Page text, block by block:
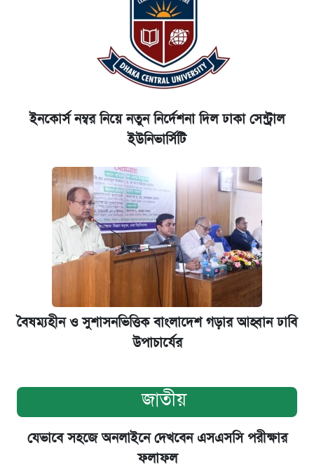
ইনকোর্স নম্বর নিয়ে নতুন নির্দেশনা দিল ঢাকা সেন্ট্রাল
ইউনিভার্সিটি
বৈষম্যহীন ও সুশাসনভিত্তিক বাংলাদেশ গড়ার আহ্বান ঢাবি
উপাচার্যের
জাতীয়
যেভাবে সহজে অনলাইনে দেখবেন এসএসসি পরীক্ষার
ফলাফল